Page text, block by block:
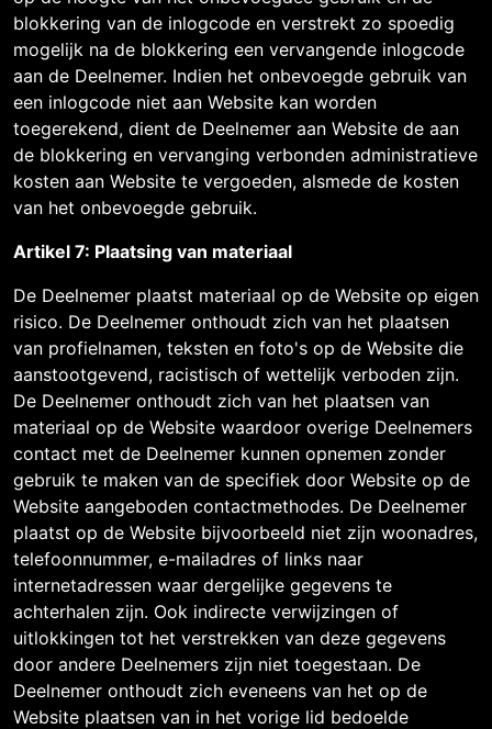
blokkering van de inlogcode en verstrekt zo spoedig
mogelijk na de blokkering een vervangende inlogcode
aan de Deelnemer. Indien het onbevoegde gebruik van
een inlogcode niet aan Website kan worden
toegerekend, dient de Deelnemer aan Website de aan
de blokkering en vervanging verbonden administratieve
kosten aan Website te vergoeden, alsmede de kosten
van het onbevoegde gebruik.
Artikel 7: Plaatsing van materiaal
De Deelnemer plaatst materiaal op de Website op eigen
risico. De Deelnemer onthoudt zich van het plaatsen
van profielnamen, teksten en foto's op de Website die
aanstootgevend, racistisch of wettelijk verboden zijn.
De Deelnemer onthoudt zich van het plaatsen van
materiaal op de Website waardoor overige Deelnemers
contact met de Deelnemer kunnen opnemen zonder
gebruik te maken van de specifiek door Website op de
Website aangeboden contactmethodes. De Deelnemer
plaatst op de Website bijvoorbeeld niet zijn woonadres,
telefoonnummer, e-mailadres of links naar
internetadressen waar dergelijke gegevens te
achterhalen zijn. Ook indirecte verwijzingen of
uitlokkingen tot het verstrekken van deze gegevens
door andere Deelnemers zijn niet toegestaan. De
Deelnemer onthoudt zich eveneens van het op de
Website plaatsen van in het vorige lid bedoelde